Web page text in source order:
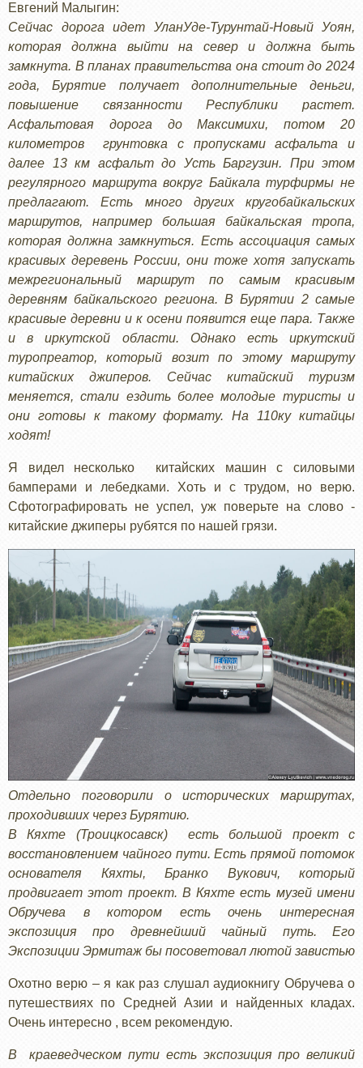
Евгений Малыгин:
Сейчас дорога идет УланУде-Турунтай-Новый Уоян,
которая должна выйти на север и должна быть
замкнута. В планах правительства она стоит до 2024
года, Бурятие получает дополнительные деньги,
повышение связанности Республики растет.
Асфальтовая дорога до Максимихи, потом 20
километров грунтовка с пропусками асфальта и
далее 13 км асфальт до Усть Баргузин. При этом
регулярного маршрута вокруг Байкала турфирмы не
предлагают. Есть много других кругобайкальских
маршрутов, например большая байкальская тропа,
которая должна замкнуться. Есть ассоциация самых
красивых деревень России, они тоже хотя запускать
межрегиональный маршрут по самым красивым
деревням байкальского региона. В Бурятии 2 самые
красивые деревни и к осени появится еще пара. Также
и в иркутской области. Однако есть иркутский
туропреатор, который возит по этому маршруту
китайских джиперов. Сейчас китайский туризм
меняется, стали ездить более молодые туристы и
они готовы к такому формату. На 110ку китайцы
ходят!
Я видел несколько китайских машин с силовыми
бамперами и лебедками. Хоть и с трудом, но верю.
Сфотографировать не успел, уж поверьте на слово -
китайские джиперы рубятся по нашей грязи.
Отдельно поговорили о исторических маршрутах,
проходивших через Бурятию.
В Кяхте (Троицкосавск) есть большой проект с
восстановлением чайного пути. Есть прямой потомок
основателя Кяхты, Бранко Вукович, который
продвигает этот проект. В Кяхте есть музей имени
Обручева в котором есть очень интересная
экспозиция про древнейший чайный путь. Его
Экспозиции Эрмитаж бы посоветовал лютой завистью
Охотно верю – я как раз слушал аудиокнигу Обручева о
путешествиях по Средней Азии и найденных кладах.
Очень интересно , всем рекомендую.
В краеведческом пути есть экспозиция про великий